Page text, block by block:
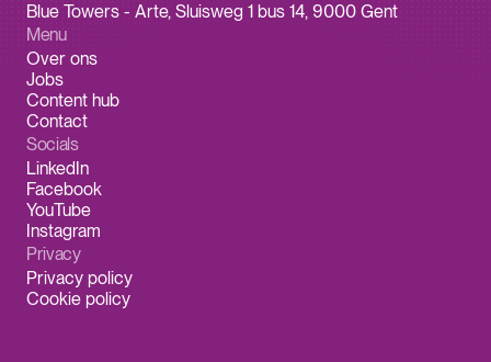
Blue Towers - Arte, Sluisweg 1 bus 14, 9000 Gent
Menu
Over ons
Jobs
Content hub
Contact
Socials
LinkedIn
Facebook
YouTube
Instagram
Privacy
Privacy policy
Cookie policy